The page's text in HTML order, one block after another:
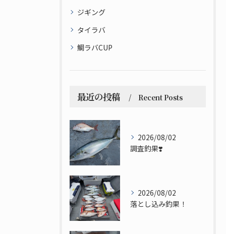
ジギング
タイラバ
鯛ラバCUP
最近の投稿 Recent Posts
2026/08/02
調査釣果❣️
2026/08/02
落とし込み釣果！